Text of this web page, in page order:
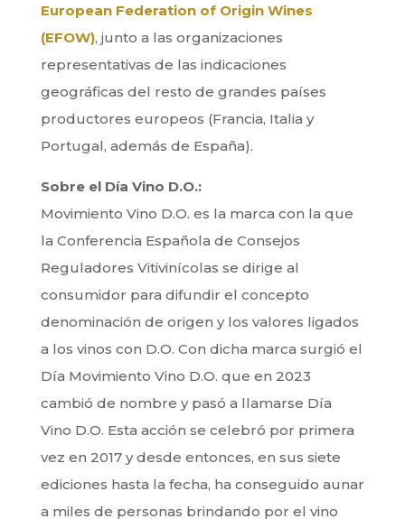
European Federation of Origin Wines
(EFOW), junto a las organizaciones
representativas de las indicaciones
geográficas del resto de grandes países
productores europeos (Francia, Italia y
Portugal, además de España).
Sobre el Día Vino D.O.:
Movimiento Vino D.O. es la marca con la que
la Conferencia Española de Consejos
Reguladores Vitivinícolas se dirige al
consumidor para difundir el concepto
denominación de origen y los valores ligados
a los vinos con D.O. Con dicha marca surgió el
Día Movimiento Vino D.O. que en 2023
cambió de nombre y pasó a llamarse Día
Vino D.O. Esta acción se celebró por primera
vez en 2017 y desde entonces, en sus siete
ediciones hasta la fecha, ha conseguido aunar
a miles de personas brindando por el vino